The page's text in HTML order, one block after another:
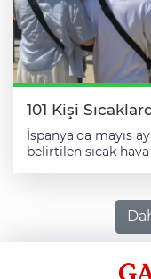
101 Kişi
İspanya'da mayıs
belirtilen sıcak
etkilerine karşı
planın sunumunda konuştu.
sıcaklıklarının,
üzerinde
sıcakların neden